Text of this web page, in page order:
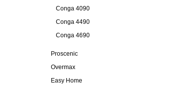
Conga 4090
Conga 4490
Conga 4690
Proscenic
Overmax
Easy Home